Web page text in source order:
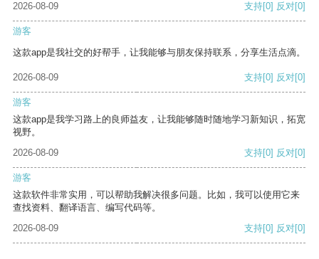
2026-08-09 支持[0] 反对[0]
游客
这款app是我社交的好帮手，让我能够与朋友保持联系，分享生活点滴。
2026-08-09 支持[0] 反对[0]
游客
这款app是我学习路上的良师益友，让我能够随时随地学习新知识，拓宽
视野。
2026-08-09
支持[0] 反对[0]
游客
这款软件非常实用，可以帮助我解决很多问题。比如，我可以使用它来
查找资料、翻译语言、编写代码等。
2026-08-09
支持[0] 反对[0]